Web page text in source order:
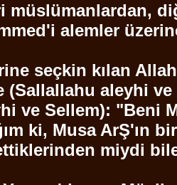
müslümanlardan,
alemler
seçkin kılan
(Sallallahu aleyhi ve
ve Sellem): "Beni
ki, Musa ArŞ'ın
miydi